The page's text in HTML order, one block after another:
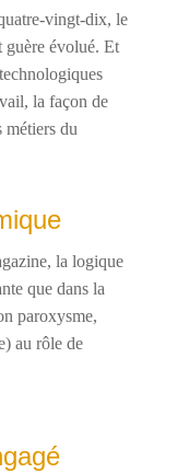
vingt-dix, le
guère évolué. Et
la façon de
du
la logique
que dans la
paroxysme,
au rôle de